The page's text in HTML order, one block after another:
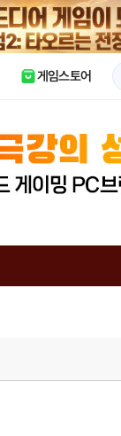
X
게임스토어